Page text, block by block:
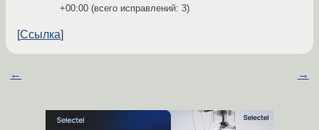
+00:00 (всего исправлений: 3)
Ссылка
← →